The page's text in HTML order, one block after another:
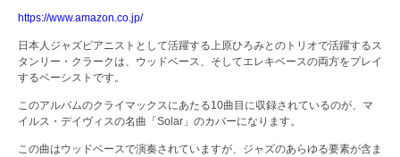
https://www.amazon.co.jp/
日本人ジャズピアニストとして活躍する上原ひろみとのトリオで活躍するス
タンリー・クラークは、ウッドベース、そしてエレキベースの両方をプレイ
するベーシストです。
このアルバムのクライマックスにあたる10曲目に収録されているのが、マ
イルス・デイヴィスの名曲「Solar」のカバーになります。
この曲はウッドベースで演奏されていますが、ジャズのあらゆる要素が含ま